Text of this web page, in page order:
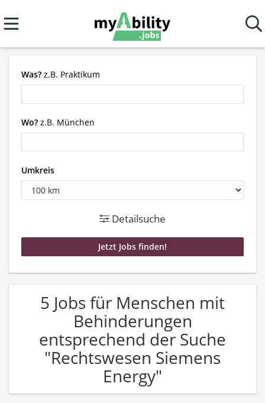
Was? z.B. Praktikum
Wo? z.B. München
Umkreis
Detailsuche
5 Jobs für Menschen mit
Behinderungen
entsprechend der Suche
"Rechtswesen Siemens
Energy"